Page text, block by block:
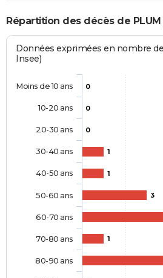
Répartition des décès de
Données exprimées en nombre
Insee)
0
0
0
1
1
3
1
Moins de 10 ans
10-20 ans
20-30 ans
30-40 ans
40-50 ans
50-60 ans
60-70 ans
70-80 ans
80-90 ans